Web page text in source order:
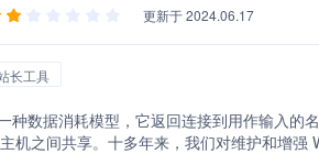
更新于 2024.06.17
长工具
种数据消耗模型，它返回连接到用作输入
机之间共享。十多年来，我们对维护和增强